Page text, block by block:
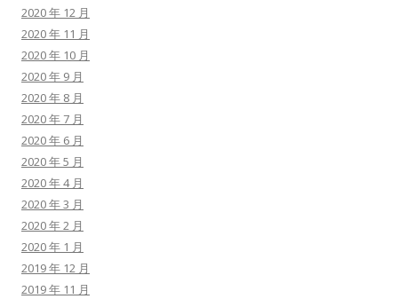
2020 年 12 月
2020 年 11 月
2020 年 10 月
2020 年 9 月
2020 年 8 月
2020 年 7 月
2020 年 6 月
2020 年 5 月
2020 年 4 月
2020 年 3 月
2020 年 2 月
2020 年 1 月
2019 年 12 月
2019 年 11 月